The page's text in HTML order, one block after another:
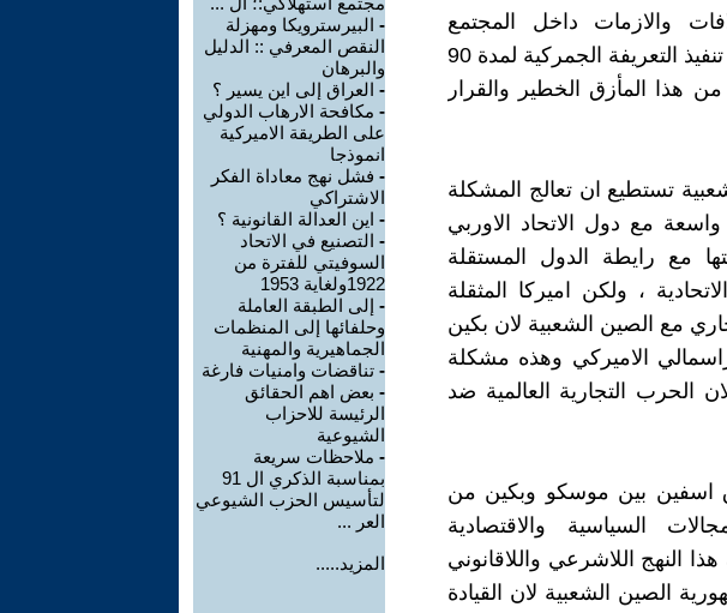
والازمات داخل المجتمع
الراسمالي الاميركي... التي تواجه ترامب ،تم تأجيل تنفيذ التعريفة الجمركية لمدة 90
هذا المأزق الخطير والقرار
تستطيع ان تعالج المشكلة
مع دول الاتحاد الاوربي
مع رايطة الدول المستقلة
، ولكن اميركا المثقلة
مع الصين الشعبية لان بكين
من السوق الراسمالي الاميركي وهذه مشكلة
التجارية العالمية ضد
اسفين بين موسكو وبكين من
السياسية والاقتصادية
النهج اللاشرعي واللاقانوني
الصين الشعبية لان القيادة
- البيرسترويكا ومهزلة
النقص المعرفي :: الدليل
والبرهان
- العراق إلى اين يسير ؟
- مكافحة الارهاب الدولي
على الطريقة الاميركية
انموذجا
- فشل نهج معاداة الفكر
الاشتراكي
- اين العدالة القانونية ؟
- التصنيع في الاتحاد
السوفيتي للفترة من
1922ولغاية 1953
- إلى الطبقة العاملة
وحلفائها إلى المنظمات
الجماهيرية والمهنية
- تناقضات وامنيات فارغة
- بعض اهم الحقائق
الرئيسة للاحزاب
الشيوعية
- ملاحظات سريعة
بمناسبة الذكري ال 91
لتأسيس الحزب الشيوعي
العر ...
المزيد.....